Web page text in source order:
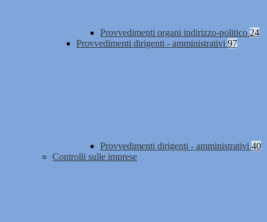
Provvedimenti organi indirizzo-politico 24
Provvedimenti dirigenti - amministrativi 97
Provvedimenti dirigenti - amministrativi 40
Controlli sulle imprese